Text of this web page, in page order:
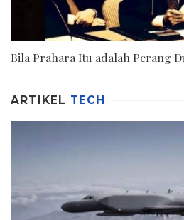
Bila Prahara Itu adalah Perang
ARTIKEL TECH